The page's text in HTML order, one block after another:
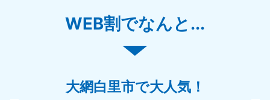
WEB割でなんと...
大網白里市で大人気！